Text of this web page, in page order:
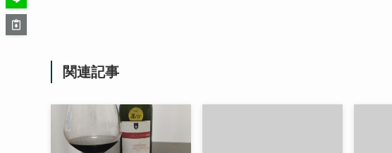
関連記事